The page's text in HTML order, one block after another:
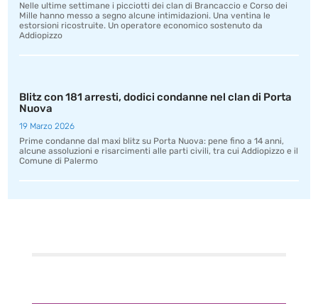
Nelle ultime settimane i picciotti dei clan di Brancaccio e Corso dei
Mille hanno messo a segno alcune intimidazioni. Una ventina le
estorsioni ricostruite. Un operatore economico sostenuto da
Addiopizzo
Blitz con 181 arresti, dodici condanne nel clan di Porta
Nuova
19 Marzo 2026
Prime condanne dal maxi blitz su Porta Nuova: pene fino a 14 anni,
alcune assoluzioni e risarcimenti alle parti civili, tra cui Addiopizzo e il
Comune di Palermo